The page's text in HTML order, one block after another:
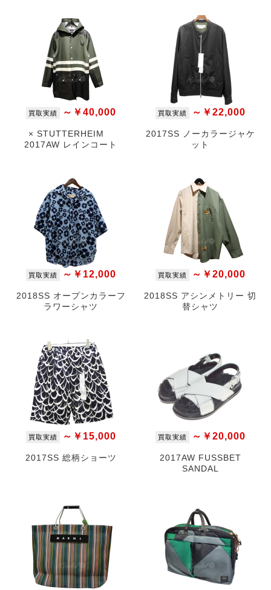
買取実績 ～￥40,000
× STUTTERHEIM
2017AW レインコート
買取実績 ～￥22,000
2017SS ノーカラージャケ
ット
買取実績 ～￥12,000
2018SS オープンカラーフ
ラワーシャツ
買取実績 ～￥20,000
2018SS アシンメトリー 切
替シャツ
買取実績 ～￥15,000
2017SS 総柄ショーツ
買取実績 ～￥20,000
2017AW FUSSBET
SANDAL